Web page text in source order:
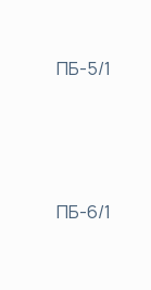
ПБ-5/1
ПБ-6/1